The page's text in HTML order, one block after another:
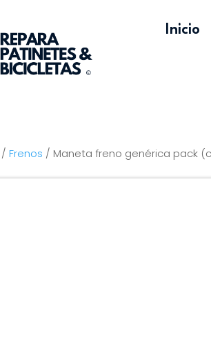
Inicio
/ Frenos / Maneta freno genérica pack